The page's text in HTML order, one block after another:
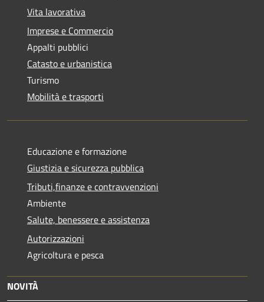
Vita lavorativa
Imprese e Commercio
Appalti pubblici
Catasto e urbanistica
Turismo
Mobilità e trasporti
Educazione e formazione
Giustizia e sicurezza pubblica
Tributi,finanze e contravvenzioni
Ambiente
Salute, benessere e assistenza
Autorizzazioni
Agricoltura e pesca
NOVITÀ